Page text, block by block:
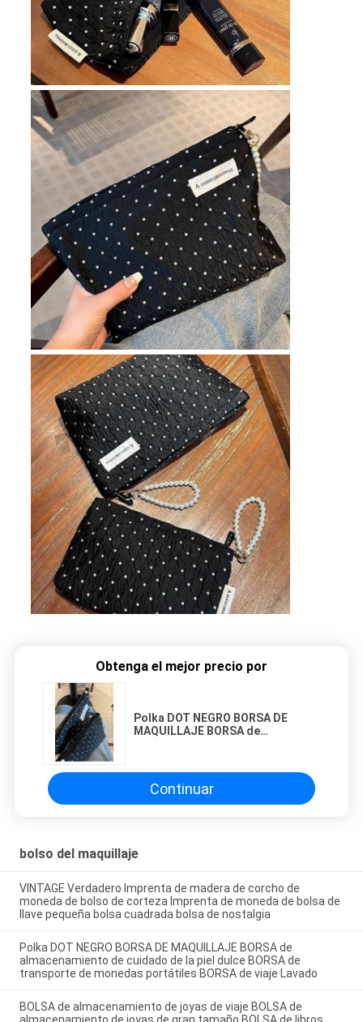
Obtenga el mejor precio por
Polka DOT NEGRO BORSA DE
MAQUILLAJE BORSA de
monedas portátiles BORSA de
viaje Lavado
Continuar
bolso del maquillaje
VINTAGE Verdadero Imprenta de madera de corcho de
moneda de bolso de corteza Imprenta de moneda de bolsa de
llave pequeña bolsa cuadrada bolsa de nostalgia
Polka DOT NEGRO BORSA DE MAQUILLAJE BORSA de
almacenamiento de cuidado de la piel dulce BORSA de
transporte de monedas portátiles BORSA de viaje Lavado
BOLSA de almacenamiento de joyas de viaje BOLSA de
almacenamiento de joyas de gran tamaño BOLSA de libros